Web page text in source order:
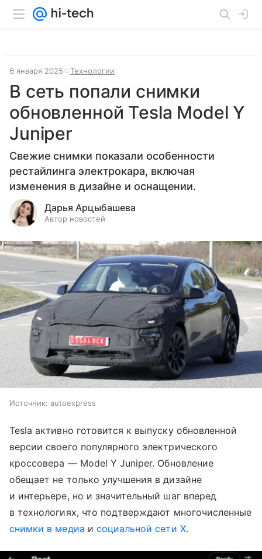
6 января 2025 Технологии
В сеть попали снимки
обновленной Tesla Model Y
Juniper
Свежие снимки показали особенности
рестайлинга электрокара, включая
изменения в дизайне и оснащении.
Дарья Арцыбашева
Автор новостей
Источник: autoexpress
Tesla активно готовится к выпуску обновленной
версии своего популярного электрического
кроссовера — Model Y Juniper. Обновление
обещает не только улучшения в дизайне
и интерьере, но и значительный шаг вперед
в технологиях, что подтверждают многочисленные
снимки в медиа и социальной сети X.